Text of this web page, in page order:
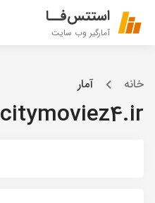
استتس‌فــا
آمارگیر وب سایت
خانه آمار
citymoviez4.ir